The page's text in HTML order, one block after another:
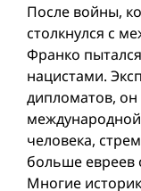
После вой­ны,
столкнулся с
Франко
нацистами.
дипломатов,
человека,
больше евреев
Многие